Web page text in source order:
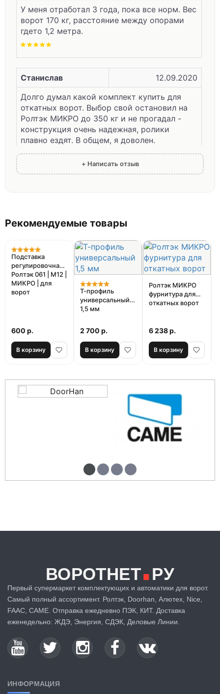
У меня отработал 3 года, пока все норм. Вес
ворот 170 кг, расстояние между опорами
гдето 1,2 метра.
Станислав
12.09.2020
Долго думал какой комплект купить для
откатных ворот. Выбор свой остановил на
Ролтэк МИКРО до 350 кг и не прогадал -
конструкция очень надежная, ролики
плавно ездят. В общем, я доволен.
вроде как у него проблем с установкой не
было. Сейчас все хорошо, не клинит,
катается плавно, но если поискать, то
оказывается, что можно купить подобную
систему подешевле, но от другого
производителя. В принципе остался
довольным.
+ Написать отзыв
Рекомендуемые товары
Подставка
регулировочная
Ролтэк 061 | М12 |
МИКРО | для
ворот
600 р.
В корзину
Т-профиль
универсальный
1,5 мм
2 700 р.
В корзину
Ролтэк МИКРО
фурнитура для
откатных ворот
6 238 р.
В корзину
ВОРОТНЕТ.РУ
Первый супермаркет комплектующих и автоматики для ворот.
Самый полный ассортимент. Ролтэк, Doorhan, Алютех, Nice,
FAAC, CAME. Отправка ежедневно ПЭК, КИТ. Доставка
еженедельно: ЖДЭ, Энергия, СДЭК, Деловые Линии.
ИНФОРМАЦИЯ